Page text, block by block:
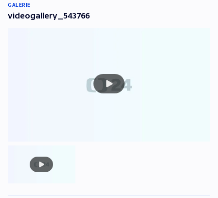
GALERIE
videogallery_543766